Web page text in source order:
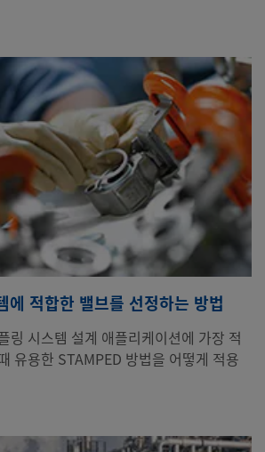
에 적합한 밸브를 선정하는 방법
링 시스템 설계 애플리케이션에 가장 적
유용한 STAMPED 방법을 어떻게 적용